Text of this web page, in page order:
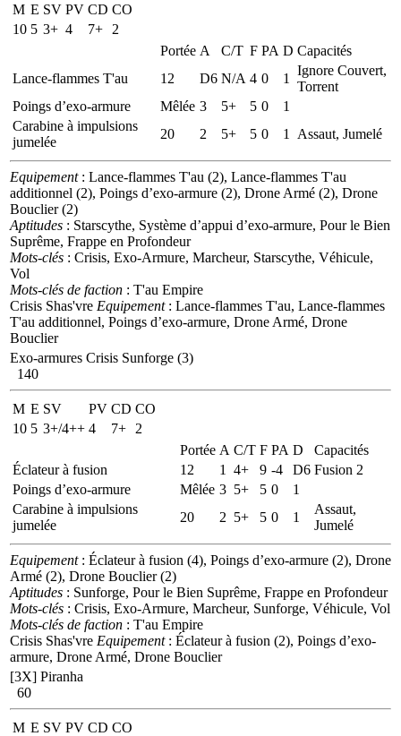
M E SV PV CD CO
10 5 3+ 4 7+
2
Portée A C/T F PA D Capacités
Lance-flammes T'au
12 D6 N/A 4 0 1
Ignore Couvert,
Torrent
Poings d’exo-armure
Mêlée 3 5+ 5 0
1
Carabine à impulsions
jumelée
20 2 5+ 5 0 1 Assaut, Jumelé
Equipement: Lance-flammes T'au (2), Lance-flammes T'au
additionnel (2), Poings d’exo-armure (2), Drone Armé (2), Drone
Bouclier (2)
Aptitudes : Starscythe, Système d’appui d’exo-armure, Pour le Bien
Suprême, Frappe en Profondeur
Mots-clés : Crisis, Exo-Armure, Marcheur, Starscythe, Véhicule,
Vol
Mots-clés de faction : T'au Empire
Crisis Shas'vre Equipement: Lance-flammes T'au, Lance-flammes
T'au additionnel, Poings d’exo-armure, Drone Armé, Drone
Bouclier
Exo-armures Crisis Sunforge (3)
140
M E SV PV CD CO
10 5 3+/4++ 4 7+
2
Portée A C/T F PA D
Capacités
Éclateur à fusion
12 1 4+ 9 -4 D6 Fusion 2
Poings d’exo-armure
Mêlée 3 5+ 5 0
1
Carabine à impulsions
jumelée
20 2 5+ 5 0 1
Assaut,
Jumelé
Equipement: Éclateur à fusion (4), Poings d’exo-armure (2), Drone
Armé (2), Drone Bouclier (2)
Aptitudes : Sunforge, Pour le Bien Suprême, Frappe en Profondeur
Mots-clés : Crisis, Exo-Armure, Marcheur, Sunforge, Véhicule, Vol
Mots-clés de faction : T'au Empire
Crisis Shas'vre Equipement: Éclateur à fusion (2), Poings d’exo-
armure, Drone Armé, Drone Bouclier
[3X] Piranha
60
M E SV PV CD CO